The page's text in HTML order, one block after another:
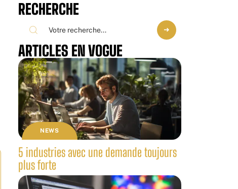
RECHERCHE
ARTICLES EN VOGUE
NEWS
5 industries avec une demande toujours
plus forte